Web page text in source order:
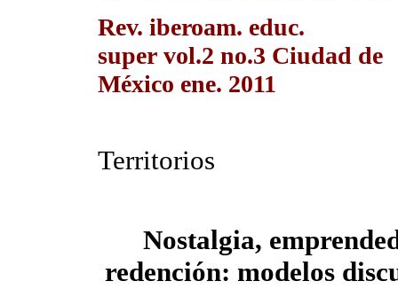
Rev. iberoam. educ.
super vol.2 no.3 Ciudad de
México ene. 2011
Territorios
Nostalgia,
redención: modelos